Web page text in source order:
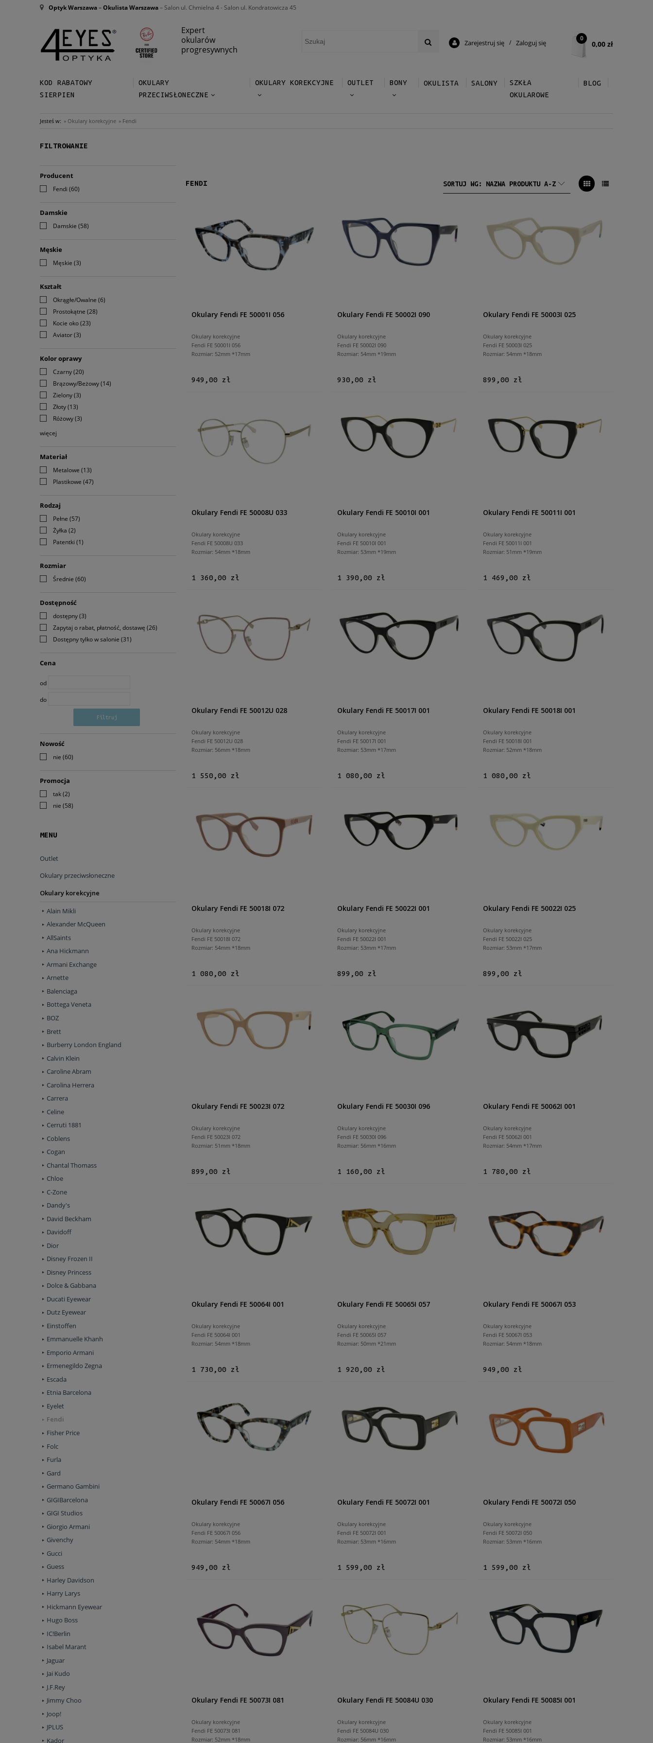
Optyk Warszawa–Okulista Warszawa– Salon ul. Chmielna 4 - Salon ul. Kondratowicza 45
Expert
okularów
progresywnych
0,00 zł
0
Zarejestruj się / Zaloguj się
KOD RABATOWY
SIERPIEN
OKULARY
PRZECIWSŁONECZNE
OKULARY KOREKCYJNE OUTLET BONY OKULISTA SALONY
SZKŁA
OKULAROWE
BLOG
Jesteś w: » Okulary korekcyjne » Fendi
FILTROWANIE
Producent
Fendi (60)
Damskie
Damskie (58)
Męskie
Męskie (3)
Kształt
Okrągłe/Owalne (6)
Prostokątne (28)
Kocie oko(23)
Aviator(3)
Kolor oprawy
Czarny(20)
Brązowy/Beżowy(14)
Zielony(3)
Złoty(13)
Różowy(3)
więcej
Materiał
Metalowe (13)
Plastikowe (47)
Rodzaj
Pełne (57)
Żyłka (2)
Patentki (1)
Rozmiar
Średnie (60)
Dostępność
dostępny(3)
Zapytaj o rabat, płatność, dostawę (26)
Dostępny tylko w salonie (31)
Cena
od
do
Filtruj
Nowość
nie (60)
Promocja
tak(2)
nie (58)
MENU
Outlet
Okulary przeciwsłoneczne
Okulary korekcyjne
Alain Mikli
Alexander McQueen
AllSaints
Ana Hickmann
Armani Exchange
Arnette
Balenciaga
Bottega Veneta
BOZ
Brett
Burberry London England
Calvin Klein
Caroline Abram
Carolina Herrera
Carrera
Celine
Cerruti 1881
Coblens
Cogan
Chantal Thomass
Chloe
C-Zone
Dandy's
David Beckham
Davidoff
Dior
Disney Frozen II
Disney Princess
Dolce & Gabbana
Ducati Eyewear
Dutz Eyewear
Einstoffen
Emmanuelle Khanh
Emporio Armani
Ermenegildo Zegna
Escada
Etnia Barcelona
Eyelet
Fendi
Fisher Price
Folc
Furla
Gard
Germano Gambini
GIGIBarcelona
GIGI Studios
Giorgio Armani
Givenchy
Gucci
Guess
Harley Davidson
Harry Larys
Hickmann Eyewear
Hugo Boss
IC!Berlin
Isabel Marant
Jaguar
Jai Kudo
J.F.Rey
Jimmy Choo
Joop!
JPLUS
Kador
FENDI SORTUJ WG: NAZWA PRODUKTU A-Z
Okulary Fendi FE 50001I 056
Okulary korekcyjne
Fendi FE 50001I 056
Rozmiar: 52mm *17mm
949,00 zł
Okulary Fendi FE 50002I 090
Okulary korekcyjne
Fendi FE 50002I 090
Rozmiar: 54mm *19mm
930,00 zł
Okulary Fendi FE 50003I 025
Okulary korekcyjne
Fendi FE 50003I 025
Rozmiar: 54mm *18mm
899,00 zł
Okulary Fendi FE 50008U 033
Okulary korekcyjne
Fendi FE 50008U 033
Rozmiar: 54mm *18mm
1 360,00 zł
Okulary Fendi FE 50010I 001
Okulary korekcyjne
Fendi FE 50010I 001
Rozmiar: 53mm *19mm
1 390,00 zł
Okulary Fendi FE 50011I 001
Okulary korekcyjne
Fendi FE 50011I 001
Rozmiar: 51mm *19mm
1 469,00 zł
Okulary Fendi FE 50012U 028
Okulary korekcyjne
Fendi FE 50012U 028
Rozmiar: 56mm *18mm
1 550,00 zł
Okulary Fendi FE 50017I 001
Okulary korekcyjne
Fendi FE 50017I 001
Rozmiar: 53mm *17mm
1 080,00 zł
Okulary Fendi FE 50018I 001
Okulary korekcyjne
Fendi FE 50018I 001
Rozmiar: 52mm *18mm
1 080,00 zł
Okulary Fendi FE 50018I 072
Okulary korekcyjne
Fendi FE 50018I 072
Rozmiar: 54mm *18mm
1 080,00 zł
Okulary Fendi FE 50022I 001
Okulary korekcyjne
Fendi FE 50022I 001
Rozmiar: 53mm *17mm
899,00 zł
Okulary Fendi FE 50022I 025
Okulary korekcyjne
Fendi FE 50022I 025
Rozmiar: 53mm *17mm
899,00 zł
Okulary Fendi FE 50023I 072
Okulary korekcyjne
Fendi FE 50023I 072
Rozmiar: 51mm *18mm
899,00 zł
Okulary Fendi FE 50030I 096
Okulary korekcyjne
Fendi FE 50030I 096
Rozmiar: 56mm *16mm
1 160,00 zł
Okulary Fendi FE 50062I 001
Okulary korekcyjne
Fendi FE 50062I 001
Rozmiar: 54mm *17mm
1 780,00 zł
Okulary Fendi FE 50064I 001
Okulary korekcyjne
Fendi FE 50064I 001
Rozmiar: 54mm *18mm
1 730,00 zł
Okulary Fendi FE 50065I 057
Okulary korekcyjne
Fendi FE 50065I 057
Rozmiar: 50mm *21mm
1 920,00 zł
Okulary Fendi FE 50067I 053
Okulary korekcyjne
Fendi FE 50067I 053
Rozmiar: 54mm *18mm
949,00 zł
Okulary Fendi FE 50067I 056
Okulary korekcyjne
Fendi FE 50067I 056
Rozmiar: 54mm *18mm
949,00 zł
Okulary Fendi FE 50072I 001
Okulary korekcyjne
Fendi FE 50072I 001
Rozmiar: 53mm *16mm
1 599,00 zł
Okulary Fendi FE 50072I 050
Okulary korekcyjne
Fendi FE 50072I 050
Rozmiar: 53mm *16mm
1 599,00 zł
Okulary Fendi FE 50073I 081
Okulary korekcyjne
Fendi FE 50073I 081
Rozmiar: 52mm *18mm
Okulary Fendi FE 50084U 030
Okulary korekcyjne
Fendi FE 50084U 030
Rozmiar: 56mm *16mm
Okulary Fendi FE 50085I 001
Okulary korekcyjne
Fendi FE 50085I 001
Rozmiar: 53mm *16mm